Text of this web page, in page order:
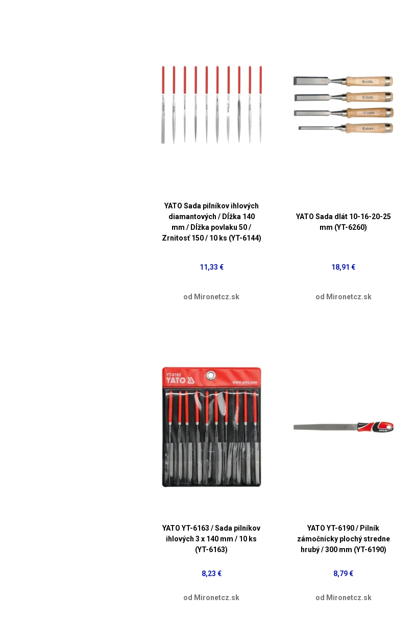
YATO Sada pilníkov ihlových
diamantových / Dĺžka 140
mm / Dĺžka povlaku 50 /
Zrnitosť 150 / 10 ks (YT-6144)
11,33 €
od Mironetcz.sk
YATO Sada dlát 10-16-20-25
mm (YT-6260)
18,91 €
od Mironetcz.sk
YATO YT-6163 / Sada pilníkov
ihlových 3 x 140 mm / 10 ks
(YT-6163)
8,23 €
od Mironetcz.sk
YATO YT-6190 / Pilník
zámočnícky plochý stredne
hrubý / 300 mm (YT-6190)
8,79 €
od Mironetcz.sk